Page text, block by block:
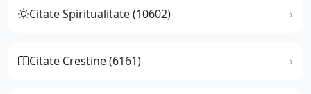
Citate Spiritualitate (10602)
Citate Crestine (6161)